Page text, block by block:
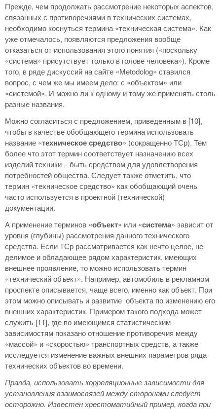
Прежде, чем продолжать рассмотрение некоторых аспектов,
связанных с противоречиями в технических системах,
необходимо коснуться термина «техническая система». Как
уже отмечалось, появляются предложения вообще
отказаться от использования этого понятия («поскольку
«система» присутствует только в голове человека»). Кроме
того, в ряде дискуссий на сайте «Metodolog» ставился
вопрос, с чем же мы имеем дело: с «объектом» или
«системой». И можно ли к одному и тому же применять столь
разные названия.
Можно согласиться с предложением, приведенным в [10],
чтобы в качестве обобщающего термина использовать
название «техническое средство» (сокращенно ТСр). Тем
более что этот термин соответствует назначению всех
изделий техники – быть средством для удовлетворения
потребностей общества. Следует также отметить, что
термин «техническое средство» как обобщающий очень
часто используется в проектной (технической)
документации.
А применение терминов «объект» или «система» зависит от
уровня (глубины) рассмотрения данного технического
средства. Если ТСр рассматривается как нечто целое, не
делимое и обладающее рядом характеристик, имеющих
внешнее проявление, то можно использовать термин
«технический объект». Например, автомобиль в рекламном
проспекте описывается, чаще всего, именно как объект. При
этом можно описывать и развитие объекта по изменению его
внешних характеристик. Примером такого подхода может
служить [11], где по имеющимся статистическим
зависимостям показано отношение противоречия между
«массой» и «скоростью» транспортных средств, а также
исследуется изменение важных внешних параметров ряда
технических объектов во времени.
Правда, использовать корреляционные зависимости для
установления взаимосвязей между сторонами следует
осторожно. Известен хрестоматийный пример, когда при